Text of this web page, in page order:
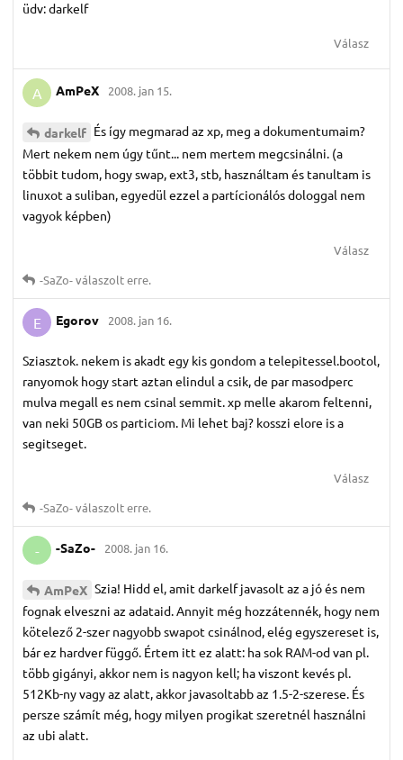
üdv: darkelf
Válasz
A AmPeX 2008. jan 15.
darkelf És így megmarad az xp, meg a dokumentumaim?
Mert nekem nem úgy tűnt... nem mertem megcsinálni. (a
többit tudom, hogy swap, ext3, stb, használtam és tanultam is
linuxot a suliban, egyedül ezzel a partícionálós dologgal nem
vagyok képben)
Válasz
-SaZo-válaszolt erre.
E Egorov 2008. jan 16.
Sziasztok. nekem is akadt egy kis gondom a telepitessel.bootol,
ranyomok hogy start aztan elindul a csik, de par masodperc
mulva megall es nem csinal semmit. xp melle akarom feltenni,
van neki 50GB os particiom. Mi lehet baj? kosszi elore is a
segitseget.
Válasz
-SaZo-válaszolt erre.
- -SaZo- 2008. jan 16.
AmPeX Szia! Hidd el, amit darkelf javasolt az a jó és nem
fognak elveszni az adataid. Annyit még hozzátennék, hogy nem
kötelező 2-szer nagyobb swapot csinálnod, elég egyszereset is,
bár ez hardver függő. Értem itt ez alatt: ha sok RAM-od van pl.
több gigányi, akkor nem is nagyon kell; ha viszont kevés pl.
512Kb-ny vagy az alatt, akkor javasoltabb az 1.5-2-szerese. És
persze számít még, hogy milyen progikat szeretnél használni
az ubi alatt.